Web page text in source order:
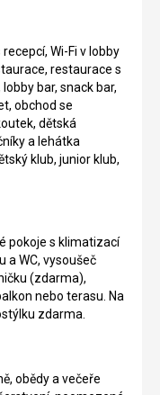
Wi-Fi v lobby
restaurace s
bar, snack bar,
obchod se
dětská
a lehátka
klub, junior klub,
pokoje s klimatizací
a WC, vysoušeč
(zdarma),
nebo terasu. Na
zdarma.
obědy a večeře